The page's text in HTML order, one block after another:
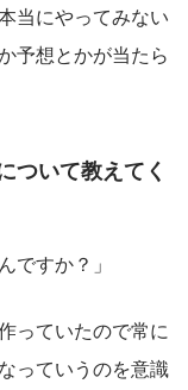
当にやってみない
予想とかが当たら
ついて教えてく
ですか？」
っていたので常に
っていうのを意識